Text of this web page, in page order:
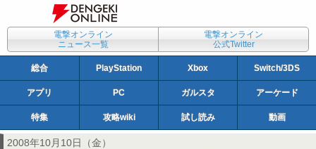
電撃オンライン
ニュース一覧
電撃オンライン
公式Twitter
総合 PlayStation Xbox Switch/3DS
アプリ PC ガルスタ アーケード
特集 攻略wiki 試し読み 動画
2008年10月10日（金）